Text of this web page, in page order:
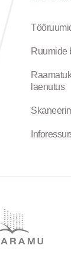
Ruumide
laenutus